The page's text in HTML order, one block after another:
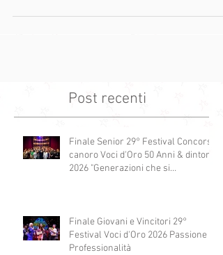
professionale e mediatica: Li
Post recenti
Finale Senior 29° Festival Concorso
canoro Voci d'Oro 50 Anni & dintorni
2026 "Generazioni che si
Finale Giovani e Vincitori 29°
Festival Voci d'Oro 2026 Passione e
Professionalità